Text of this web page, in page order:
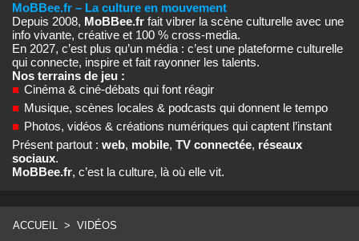
MoBBee.fr – La culture en mouvement
Depuis 2008, MoBBee.fr fait vibrer la scène culturelle avec une
info vivante, créative et 100 % cross‑media.
En 2027, c’est plus qu’un média : c’est une plateforme culturelle
qui connecte, inspire et fait rayonner les talents.
Nos terrains de jeu :
■ Cinéma & ciné‑débats qui font réagir
■ Musique, scènes locales & podcasts qui donnent le tempo
■ Photos, vidéos & créations numériques qui captent l’instant
Présent partout : web, mobile, TV connectée, réseaux
sociaux.
MoBBee.fr, c’est la culture, là où elle vit.
ACCUEIL > VIDÉOS